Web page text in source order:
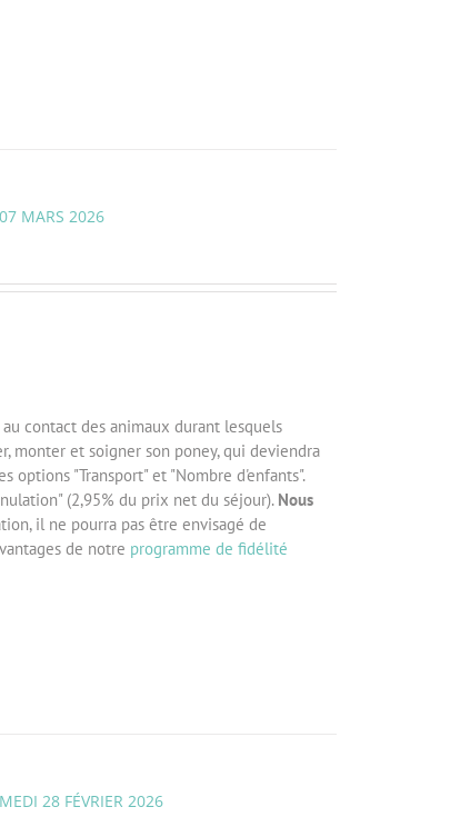
MARS 2026
au contact des animaux durant lesquels
monter et soigner son poney, qui deviendra
options "Transport" et "Nombre d'enfants".
(2,95% du prix net du séjour). Nous
il ne pourra pas être envisagé de
de notre programme de fidélité
28 FÉVRIER 2026